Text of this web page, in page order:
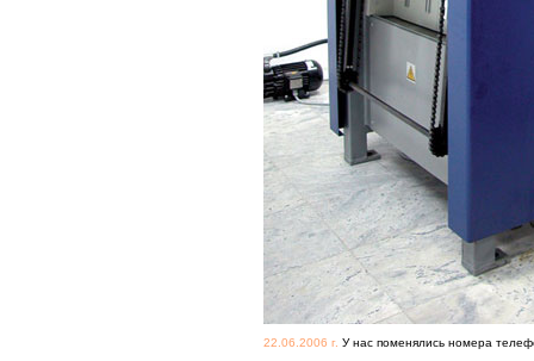
22.06.2006 г. У нас поменялись номера